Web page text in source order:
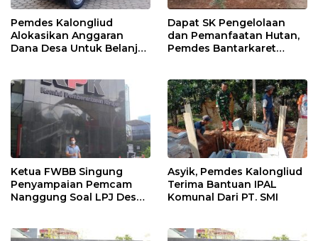
Pemdes Kalongliud
Alokasikan Anggaran
Dana Desa Untuk Belanja
Dapat SK Pengelolaan
dan Pemanfaatan Hutan,
Pemdes Bantarkaret
Ketua FWBB Singung
Penyampaian Pemcam
Nanggung Soal LPJ Desa
Asyik, Pemdes Kalongliud
Terima Bantuan IPAL
Komunal Dari PT. SMI